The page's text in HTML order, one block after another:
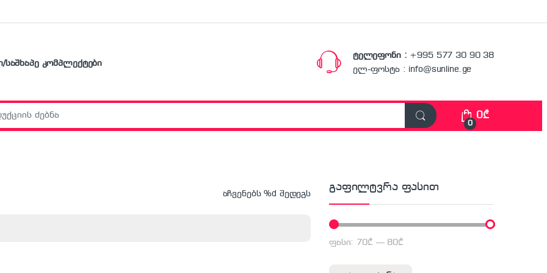
საშხაპე კომპლექტები
ტელეფონი : +995 577 30 90 38
ელ-ფოსტა : info@sunline.ge
0
0₾
აჩვენებს %d შედეგს
გაფილტვრა ფასით
მინიმალური ფასი
მაქსიმალური ფასი
ფასი: 70₾ — 80₾